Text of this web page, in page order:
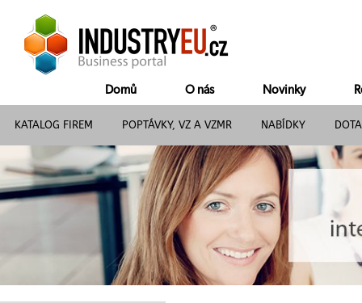
Domů O nás Novinky
KATALOG FIREM POPTÁVKY, VZ A VZMR NABÍDKY